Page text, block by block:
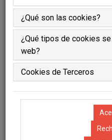
¿Qué son las cookies?
¿Qué tipos de cookies
web?
Cookies de Terceros